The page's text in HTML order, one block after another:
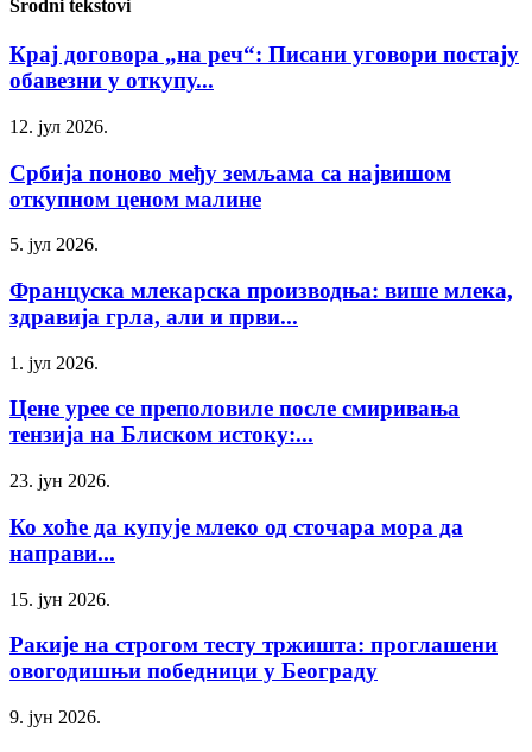
Srodni tekstovi
Крај договора „на реч“: Писани уговори постају
обавезни у откупу...
12. јул 2026.
Србија поново међу земљама са највишом
откупном ценом малине
5. јул 2026.
Француска млекарска производња: више млека,
здравија грла, али и први...
1. јул 2026.
Цене урее се преполовиле после смиривања
тензија на Блиском истоку:...
23. јун 2026.
Ко хоће да купује млеко од сточара мора да
направи...
15. јун 2026.
Ракије на строгом тесту тржишта: проглашени
овогодишњи победници у Београду
9. јун 2026.